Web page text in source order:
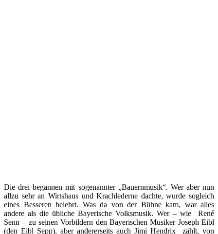
Die drei begannen mit sogenannter „Bauernmusik“. Wer aber nun
allzu sehr an Wirtshaus und Krachlederne dachte, wurde sogleich
eines Besseren belehrt. Was da von der Bühne kam, war alles
andere als die übliche Bayerische Volksmusik. Wer – wie René
Senn – zu seinen Vorbildern den Bayerischen Musiker Joseph Eibl
(den Eibl Sepp), aber andererseits auch Jimi Hendrix zählt, von